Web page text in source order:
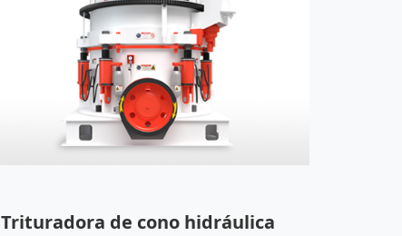
Trituradora de cono hidráulica